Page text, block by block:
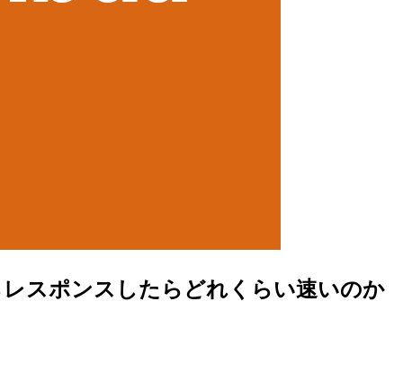
スポンスしたらどれくらい速いのか